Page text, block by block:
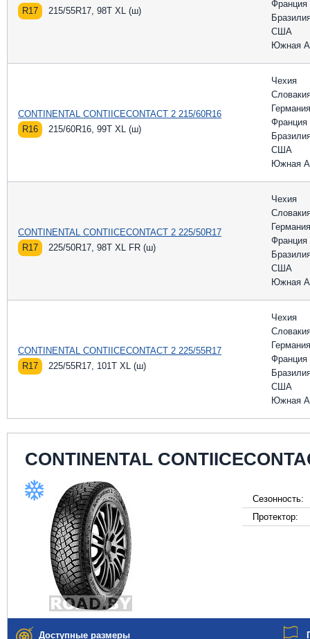
R17
215/55R17, 98T XL (ш)
Франция
США
Южная
CONTINENTAL CONTIICECONTACT 2 215/60R16
R16
215/60R16, 99T XL (ш)
Чехия
Германия
Франция
США
Южная
CONTINENTAL CONTIICECONTACT 2 225/50R17
R17
225/50R17, 98T XL FR (ш)
Чехия
Германия
Франция
США
Южная
CONTINENTAL CONTIICECONTACT 2 225/55R17
R17
225/55R17, 101T XL (ш)
Чехия
Германия
Франция
США
Южная
CONTINENTAL
Сезонность:
Протектор:
Доступные размеры